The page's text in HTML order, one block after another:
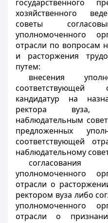
государственного
хозяйственного
советы
уполномоченного
отрасли по вопросам
и расторжения
путем:
внесения
соответствующей
кандидатур на
ректора вуза,
наблюдательным
предложенных
соответствующей
наблюдательному
уполномоченного
отрасли о
ректором вуза либо
уполномоченного
отрасли о